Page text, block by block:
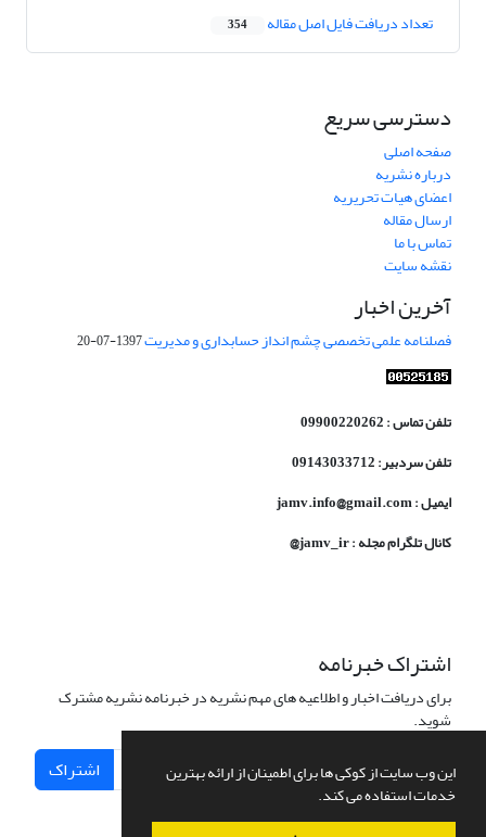
این وب سایت از کوکی ها برای اطمینان از ارائه بهترین
خدمات استفاده می کند.
تعداد دریافت فایل اصل مقاله 354
دسترسی سریع
صفحه اصلی
درباره نشریه
اعضای هیات تحریریه
ارسال مقاله
تماس با ما
نقشه سایت
آخرین اخبار
فصلنامه علمی تخصصی چشم انداز حسابداری و مدیریت1397-07-20
تلفن تماس : 09900220262
تلفن سردبیر: 09143033712
ایمیل : jamv.info@gmail.com
کانال تلگرام مجله : jamv_ir@
اشتراک خبرنامه
برای دریافت اخبار و اطلاعیه های مهم نشریه در خبرنامه نشریه مشترک
شوید.
اشتراک